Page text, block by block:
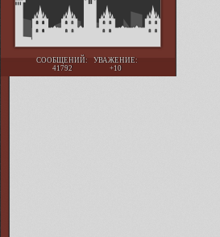
СООБЩЕНИЙ:
41792
УВАЖЕНИЕ:
+10